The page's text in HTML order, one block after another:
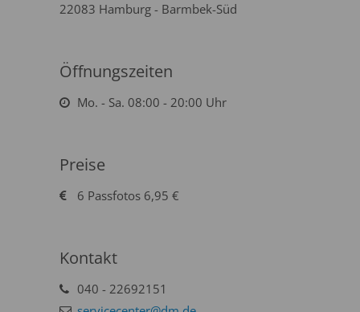
22083 Hamburg - Barmbek-Süd
Öffnungszeiten
Mo. - Sa. 08:00 - 20:00 Uhr
Preise
6 Passfotos 6,95 €
Kontakt
040 - 22692151